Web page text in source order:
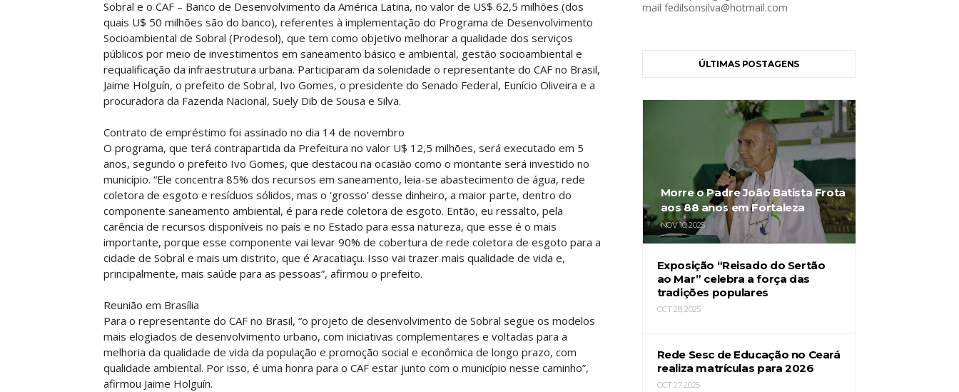
Sobral e o CAF – Banco de Desenvolvimento da América Latina, no valor de US$ 62,5 milhões (dos
quais U$ 50 milhões são do banco), referentes à implementação do Programa de Desenvolvimento
Socioambiental de Sobral (Prodesol), que tem como objetivo melhorar a qualidade dos serviços
públicos por meio de investimentos em saneamento básico e ambiental, gestão socioambiental e
requalificação da infraestrutura urbana. Participaram da solenidade o representante do CAF no Brasil,
Jaime Holguín, o prefeito de Sobral, Ivo Gomes, o presidente do Senado Federal, Eunício Oliveira e a
procuradora da Fazenda Nacional, Suely Dib de Sousa e Silva.
Contrato de empréstimo foi assinado no dia 14 de novembro
O programa, que terá contrapartida da Prefeitura no valor U$ 12,5 milhões, será executado em 5
anos, segundo o prefeito Ivo Gomes, que destacou na ocasião como o montante será investido no
município. “Ele concentra 85% dos recursos em saneamento, leia-se abastecimento de água, rede
coletora de esgoto e resíduos sólidos, mas o ‘grosso’ desse dinheiro, a maior parte, dentro do
componente saneamento ambiental, é para rede coletora de esgoto. Então, eu ressalto, pela
carência de recursos disponíveis no país e no Estado para essa natureza, que esse é o mais
importante, porque esse componente vai levar 90% de cobertura de rede coletora de esgoto para a
cidade de Sobral e mais um distrito, que é Aracatiaçu. Isso vai trazer mais qualidade de vida e,
principalmente, mais saúde para as pessoas”, afirmou o prefeito.
Reunião em Brasília
Para o representante do CAF no Brasil, “o projeto de desenvolvimento de Sobral segue os modelos
mais elogiados de desenvolvimento urbano, com iniciativas complementares e voltadas para a
melhoria da qualidade de vida da população e promoção social e econômica de longo prazo, com
qualidade ambiental. Por isso, é uma honra para o CAF estar junto com o município nesse caminho”,
afirmou Jaime Holguín.
mail fedilsonsilva@hotmail.com
ÚLTIMAS POSTAGENS
Morre o Padre João Batista Frota
aos 88 anos em Fortaleza
NOV 10, 2025
Exposição “Reisado do Sertão
ao Mar” celebra a força das
tradições populares
OCT 28, 2025
Rede Sesc de Educação no Ceará
realiza matrículas para 2026
OCT 27, 2025